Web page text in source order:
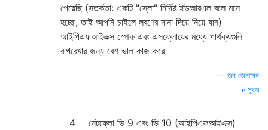
পেয়েছি (সতর্কতা: একটি "স্লো" নির্দিষ্ট ইউআরএল বলে মনে
হচ্ছে, তাই আপনি চাইলে লবণের দানা দিয়ে নিয়ে যান)
আইপিএফআইএক্স স্পেক এবং এসফ্লোয়ের মধ্যে পার্থক্যগুলি
রূপরেখার জন্য বেশ ভাল কাজ করে
জন জেনসেন
সূত্র
4
নেটফ্লো ভি 9 এবং ভি 10 (আইপিএফআইএক্স)